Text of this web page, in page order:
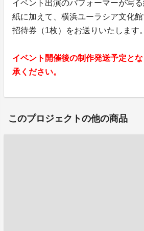
イベント出演のパフォーマーが写
紙に加えて、横浜ユーラシア文化
招待券（1枚）をお送りいたします。
イベント開催後の制作発送予定と
承ください。
このプロジェクトの他の商品